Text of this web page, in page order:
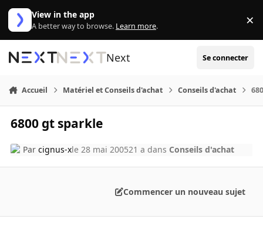
Aller au contenu
View in the app
A better way to browse. Learn more. ×
Next Se connecter
Accueil Matériel et Conseils d'achat Conseils d'achat
6800 gt sparkle
Parcignus-xle 28 mai 200521 a dans Conseils d'achat
Commencer un nouveau sujet